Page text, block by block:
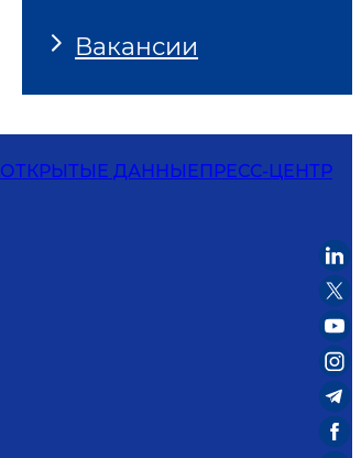
Вакансии
ОТКРЫТЫЕ ДАННЫЕПРЕСС-ЦЕНТР